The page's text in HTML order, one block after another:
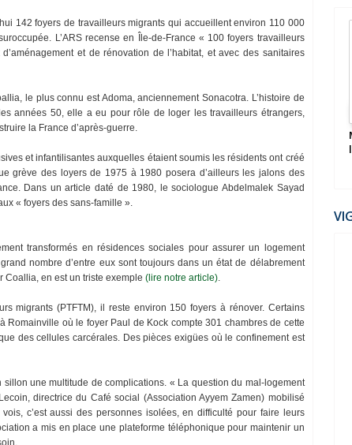
142 foyers de travailleurs migrants qui accueillent environ 110 000
L’ARS recense en Île-de-France « 100 foyers travailleurs
d’aménagement et de rénovation de l’habitat, et avec des sanitaires
le plus connu est Adoma, anciennement Sonacotra. L’histoire de
années 50, elle a eu pour rôle de loger les travailleurs étrangers,
la France d’après-guerre.
et infantilisantes auxquelles étaient soumis les résidents ont créé
grève des loyers de 1975 à 1980 posera d’ailleurs les jalons des
Dans un article daté de 1980, le sociologue Abdelmalek Sayad
« foyers des sans-famille ».
transformés en résidences sociales pour assurer un logement
nombre d’entre eux sont toujours dans un état de délabrement
Coallia, en est un triste exemple(lire notre article).
migrants (PTFTM), il reste environ 150 foyers à rénover. Certains
Romainville où le foyer Paul de Kock compte 301 chambres de cette
des cellules carcérales. Des pièces exigües où le confinement est
une multitude de complications. « La question du mal-logement
directrice du Café social (Association Ayyem Zamen) mobilisé
c’est aussi des personnes isolées, en difficulté pour faire leurs
a mis en place une plateforme téléphonique pour maintenir un
Mondial 2022: Le Maroc humilie l’Espagne et
07
Dec
2022